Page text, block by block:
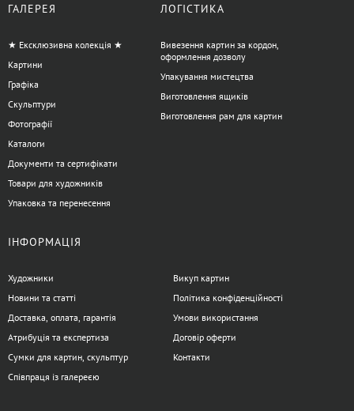
ГАЛЕРЕЯ
★ Ексклюзивна колекція ★
Картини
Графіка
Скульптури
Фотографії
Каталоги
Документи та сертифікати
Товари для художників
Упаковка та перенесення
ЛОГІСТИКА
Вивезення картин за кордон,
оформлення дозволу
Упакування мистецтва
Виготовлення ящиків
Виготовлення рам для картин
ІНФОРМАЦІЯ
Художники
Новини та статті
Доставка, оплата, гарантія
Атрибуція та експертиза
Сумки для картин, скульптур
Співпраця із галереєю
Викуп картин
Політика конфіденційності
Умови використання
Договір оферти
Контакти